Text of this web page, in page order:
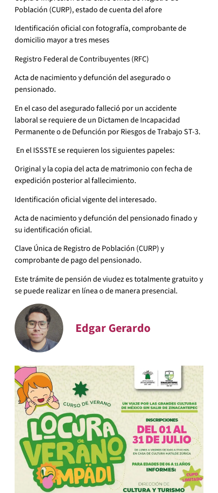
Población (CURP), estado de cuenta del afore
Identificación oficial con fotografía, comprobante de
domicilio mayor a tres meses
Registro Federal de Contribuyentes (RFC)
Acta de nacimiento y defunción del asegurado o
pensionado.
En el caso del asegurado falleció por un accidente
laboral se requiere de un Dictamen de Incapacidad
Permanente o de Defunción por Riesgos de Trabajo ST-3.
En el ISSSTE se requieren los siguientes papeles:
Original y la copia del acta de matrimonio con fecha de
expedición posterior al fallecimiento.
Identificación oficial vigente del interesado.
Acta de nacimiento y defunción del pensionado finado y
su identificación oficial.
Clave Única de Registro de Población (CURP) y
comprobante de pago del pensionado.
Este trámite de pensión de viudez es totalmente gratuito y
se puede realizar en línea o de manera presencial.
Edgar Gerardo